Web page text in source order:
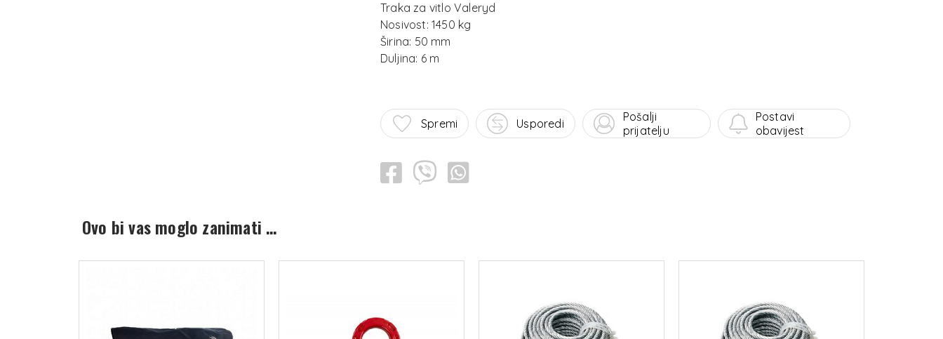
Traka za vitlo Valeryd
Nosivost: 1450 kg
Širina: 50 mm
Spremi Usporedi
Pošalji
prijatelju
Postavi
obavijest
Ovo bi vas moglo zanimati …